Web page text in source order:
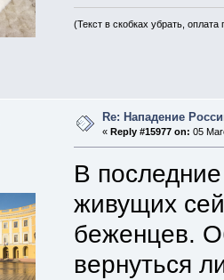
(Текст в скобках убрать,
Re: Нападение
« Reply #15977 on: 05
В
живущих
беженцев.
вернуться